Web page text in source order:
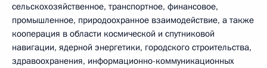
сельскохозяйственное, транспортное, финансовое,
промышленное, природоохранное взаимодействие, а также
кооперация в области космической и спутниковой
навигации, ядерной энергетики, городского строительства,
здравоохранения, информационно-коммуникационных